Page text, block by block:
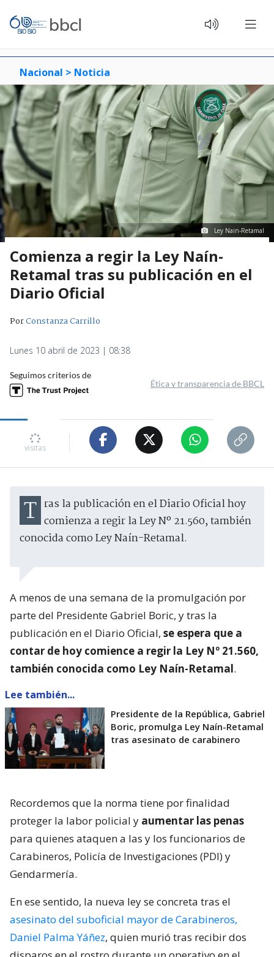
Nacional > Noticia
Ley Nain-Retamal
Comienza a regir la Ley Naín-
Retamal tras su publicación en el
Diario Oficial
PorConstanza Carrillo
Lunes 10 abril de 2023 | 08:38
Seguimos criterios de
Ética y transparencia de BBCL
visitas
Tras la publicación en el Diario Oficial hoy comienza a regir la Ley Nº 21.560, también
conocida como Ley Naín-Retamal.
A menos de una semana de la promulgación por
parte del Presidente Gabriel Boric, y tras la
publicación en el Diario Oficial, se espera que a
contar de hoy comience a regir la Ley Nº 21.560,
también conocida como Ley Naín-Retamal.
Lee también...
Presidente de la República, Gabriel
Boric, promulga Ley Naín-Retamal
tras asesinato de carabinero
Recordemos que la norma tiene por finalidad
proteger la labor policial y aumentar las penas
para quienes ataquen a las y los funcionarios de
Carabineros, Policía de Investigaciones (PDI) y
Gendarmería.
En ese sentido, la nueva ley se concreta tras el
asesinato del suboficial mayor de Carabineros,
Daniel Palma Yáñez, quien murió tras recibir dos